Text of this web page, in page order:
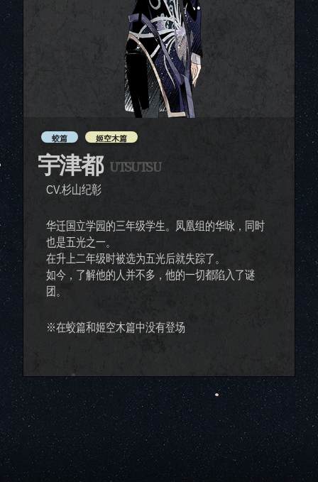
蛟篇 姬空木篇
宇津都 UTSUTSU
CV.杉山纪彰
华迁国立学园的三年级学生。凤凰组的华咏，同时
也是五光之一。
在升上二年级时被选为五光后就失踪了。
如今，了解他的人并不多，他的一切都陷入了谜
团。
※在蛟篇和姬空木篇中没有登场